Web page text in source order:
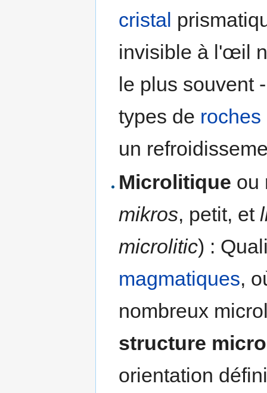
cristal
invisible à l'œil
le plus souvent
types de
un
Microlitique ou
mikros, petit, et
microlitic) :
magmatiques,
nombreux
structure
orientation